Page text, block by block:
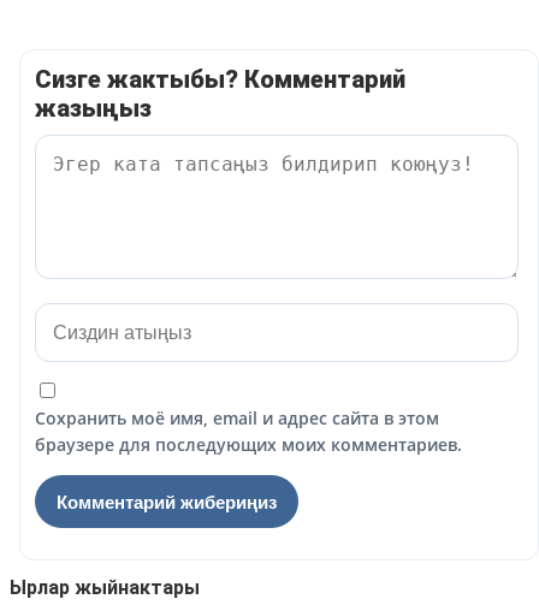
Сизге жактыбы? Комментарий
жазыңыз
Сохранить моё имя, email и адрес сайта в этом
браузере для последующих моих комментариев.
Ырлар жыйнактары